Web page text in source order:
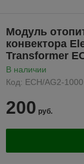
Модуль
конвектора
Transformer
В наличии
Код: ECH/AG2-
200 руб.